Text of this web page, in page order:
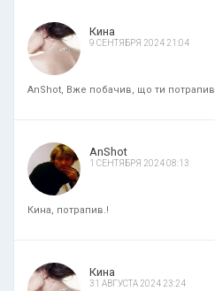
Кина
9 СЕНТЯБРЯ 2024 21:04
AnShot, Вже побачив, що ти потрапив
AnShot
1 СЕНТЯБРЯ 2024 08:13
Кина, потрапив.!
Кина
31 АВГУСТА 2024 23:24